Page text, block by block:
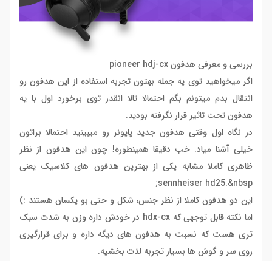
بررسی و معرفی هدفونpioneer hdj-cx
اگر میخواهید توی یه جمله بهتون تجربه استفاده از این هدفون رو
انتقال بدم میتونم بگم احتمالا تالا انقدر توی برخورد اول با یه
هدفون تحت تاثیر قرار نگرفته بودید.
در نگاه اول وقتی هدفون جدید پایونر رو میبینید احتمالا براتون
خیلی آشنا میاد. خب دقیقا همینطوره! چون این هدفون از نظر
ظاهری کاملا مشابه یکی از بهترین هدفون های کلاسیک یعنی
sennheiser hd25.&nbsp;
این دو هدفون کاملا از نظر جنس، شکل و حتی بو یکسان هستند :)
اما نکته قابل توجهی که hdx-cx در خودش داره وزن به شدت سبک
تری هست که نسبت به هدفون های دیگه داره و برای قرارگیری
روی سر و گوش ها بسیار تجربه لذت بخشیه.